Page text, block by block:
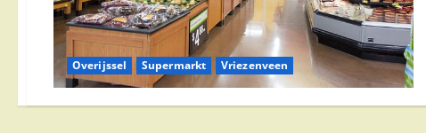
Overijssel Supermarkt Vriezenveen